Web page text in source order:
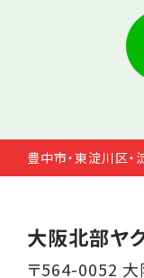
豊中市・東淀川区・
大阪北部ヤ
〒564-0052